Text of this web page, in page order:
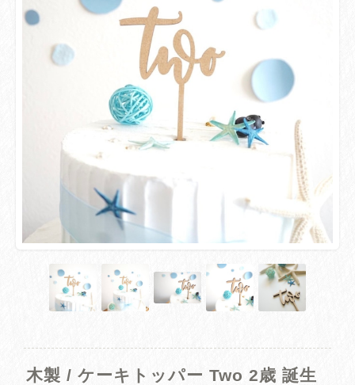
木製 / ケーキトッパー Two 2歳 誕生